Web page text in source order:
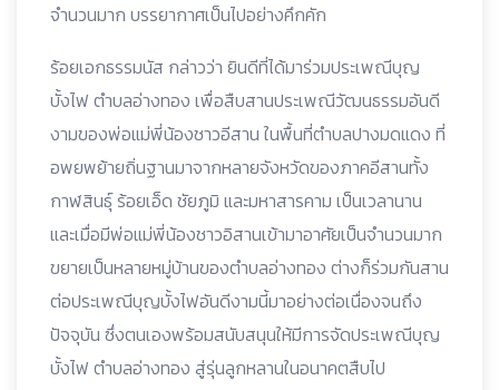
จำนวนมาก บรรยากาศเป็นไปอย่างคึกคัก
ร้อยเอกธรรมนัส กล่าวว่า ยินดีที่ได้มาร่วมประเพณีบุญ
บั้งไฟ ตำบลอ่างทอง เพื่อสืบสานประเพณีวัฒนธรรมอันดี
งามของพ่อแม่พี่น้องชาวอีสาน ในพื้นที่ตำบลปางมดแดง ที่
อพยพย้ายถิ่นฐานมาจากหลายจังหวัดของภาคอีสานทั้ง
กาฬสินธุ์ ร้อยเอ็ด ชัยภูมิ และมหาสารคาม เป็นเวลานาน
และเมื่อมีพ่อแม่พี่น้องชาวอิสานเข้ามาอาศัยเป็นจำนวนมาก
ขยายเป็นหลายหมู่บ้านของตำบลอ่างทอง ต่างก็ร่วมกันสาน
ต่อประเพณีบุญบั้งไฟอันดีงามนี้มาอย่างต่อเนื่องจนถึง
ปัจจุบัน ซึ่งตนเองพร้อมสนับสนุนให้มีการจัดประเพณีบุญ
บั้งไฟ ตำบลอ่างทอง สู่รุ่นลูกหลานในอนาคตสืบไป